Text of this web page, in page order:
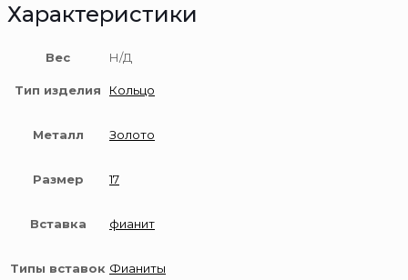
Характеристики
Вес Н/Д
Тип изделия Кольцо
Металл Золото
Размер 17
Вставка фианит
Типы вставок Фианиты